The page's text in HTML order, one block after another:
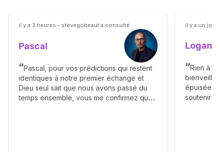
il y a 3 heures - stevegobeaut a consulté
Pascal
Pascal, pour vos prédictions qui restent
identiques à notre premier échange et
Dieu seul sait que nous avons passé du
temps ensemble, vous me confirmez que
il y a un
Logan
Rien à
épuisée j
soutenir .